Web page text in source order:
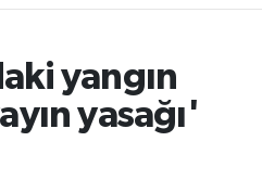
yangın
yasağı'